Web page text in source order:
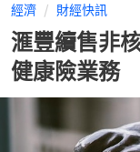
經濟 財經快訊
滙豐續售非
健康險業務